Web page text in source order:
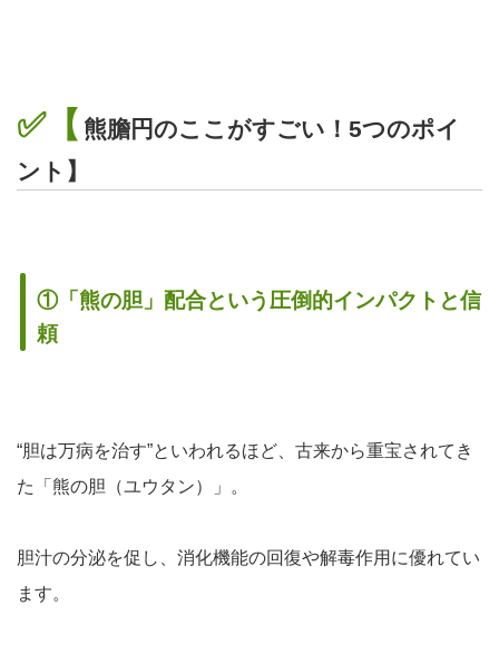
✅【 熊膽円のここがすごい！5つのポイ
ント】
①「熊の胆」配合という圧倒的インパクトと信
頼
“胆は万病を治す”といわれるほど、古来から重宝されてき
た「熊の胆（ユウタン）」。
胆汁の分泌を促し、 消化機能の回復や解毒作用 に優れてい
ます。